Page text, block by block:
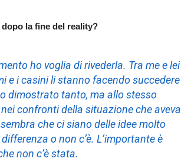
la fine del reality?
ho voglia di rivederla. Tra me e lei
e i casini li stanno facendo succedere
dimostrato tanto, ma allo stesso
confronti della situazione che aveva
che ci siano delle idee molto
o non c’è. L’importante è
non c’è stata.